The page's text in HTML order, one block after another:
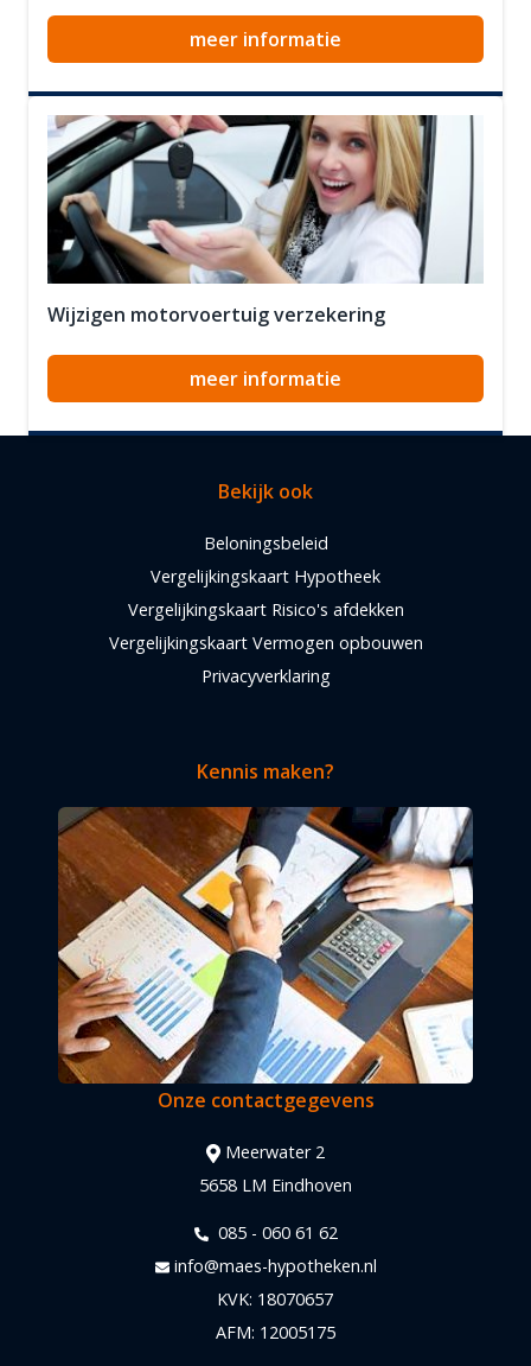
meer informatie
Wijzigen motorvoertuig verzekering
meer informatie
Bekijk ook
Beloningsbeleid
Vergelijkingskaart Hypotheek
Vergelijkingskaart Risico's afdekken
Vergelijkingskaart Vermogen opbouwen
Privacyverklaring
Kennis maken?
Onze contactgegevens
Meerwater 2
5658 LM Eindhoven
085 - 060 61 62
info@maes-hypotheken.nl
KVK: 18070657
AFM: 12005175